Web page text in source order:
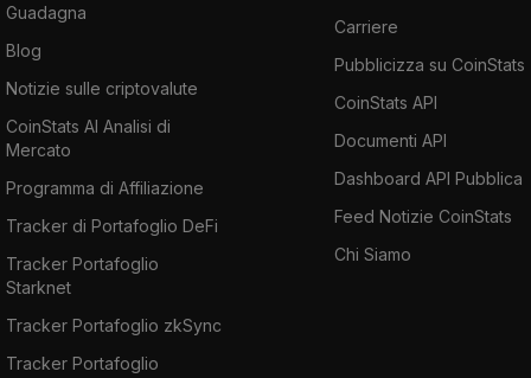
Guadagna
Blog
Notizie sulle criptovalute
CoinStats AI Analisi di
Mercato
Programma di Affiliazione
Tracker di Portafoglio DeFi
Tracker Portafoglio
Starknet
Tracker Portafoglio zkSync
Tracker Portafoglio
Carriere
Pubblicizza su CoinStats
CoinStats API
Documenti API
Dashboard API Pubblica
Feed Notizie CoinStats
Chi Siamo